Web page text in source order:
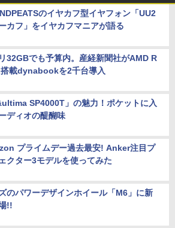
のイヤカフ型イヤフォン「UU2
カフ」をイヤカフマニアが語る
32GBでも予算内。産経新聞社がAMD R
載dynabookを2千台導入
SP4000T」の魅力！ポケットに入
ディオの醍醐味
プライムデー過去最安! Anker注目プ
クター3モデルを使ってみた
のパワーデザインホイール「M6」に新
!!